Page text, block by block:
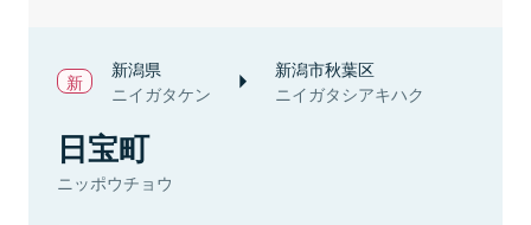
新潟県
ニイガタケン
新潟市秋葉区
ニイガタシアキハク
日宝町
ニッポウチョウ